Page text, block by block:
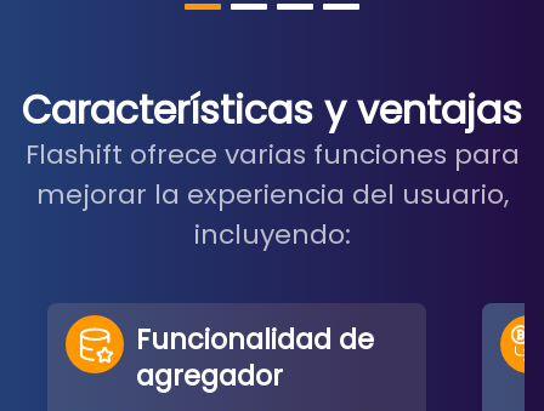
Características y ventajas
Flashift ofrece varias funciones para
mejorar la experiencia del usuario,
incluyendo:
Funcionalidad de
agregador